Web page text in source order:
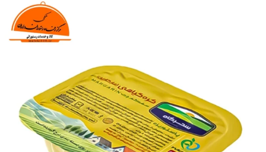
آویشن
ادویه مخلوط
دارچین
زردچوبه
پیازها
پیازها
پوره پیاز
پیاز چیپسی
پیاز سرخ شده
پیاز نگینی
سرکه و آبلیمو